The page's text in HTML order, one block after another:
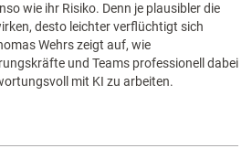
wie ihr Risiko. Denn je plausibler die
desto leichter verflüchtigt sich
Wehrs zeigt auf, wie
und Teams professionell dabei
mit KI zu arbeiten.